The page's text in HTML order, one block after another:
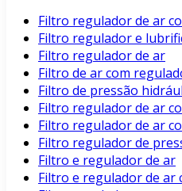
Filtro regulador de ar
Filtro regulador e
Filtro regulador de ar
Filtro de ar com
Filtro de pressão
Filtro regulador de ar
Filtro regulador de ar
Filtro regulador de
Filtro e regulador de ar
Filtro e regulador de ar